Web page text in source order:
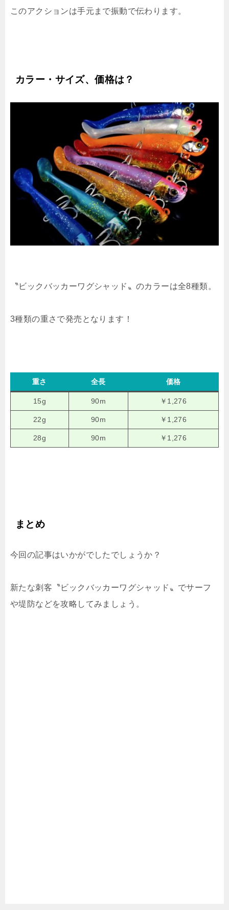
このアクションは手元まで振動で伝わります。
カラー・サイズ、価格は？
〝ビックバッカーワグシャッド〟のカラーは全8種類。
3種類の重さで発売となります！
重さ 全長 価格
15g 90m ￥1,276
22g 90m ￥1,276
28g 90m ￥1,276
まとめ
今回の記事はいかがでしたでしょうか？
新たな刺客〝ビックバッカーワグシャッド〟でサーフ
や堤防などを攻略してみましょう。